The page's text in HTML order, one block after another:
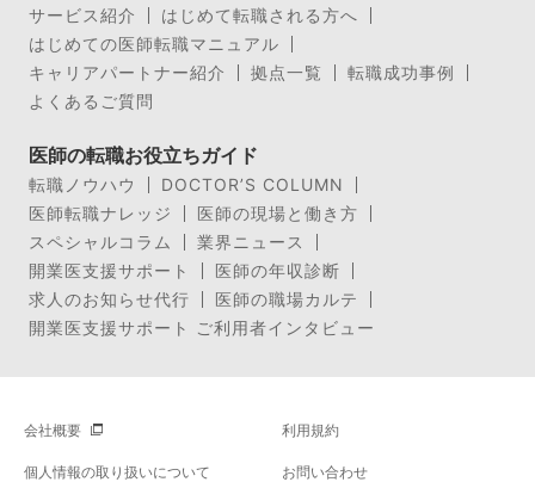
サービス紹介
はじめて転職される方へ
はじめての医師転職マニュアル
キャリアパートナー紹介
拠点一覧
転職成功事例
よくあるご質問
医師の転職お役立ちガイド
転職ノウハウ
DOCTOR’S COLUMN
医師転職ナレッジ
医師の現場と働き方
スペシャルコラム
業界ニュース
開業医支援サポート
医師の年収診断
求人のお知らせ代行
医師の職場カルテ
開業医支援サポート ご利用者インタビュー
会社概要 利用規約
個人情報の取り扱いについて お問い合わせ